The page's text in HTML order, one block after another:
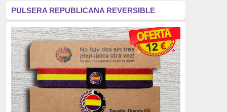
fascismo
(2677)
tardofranquismo
(2320)
Actualidad
(2319)
monarquía
(2253)
borbones
(2176)
PULSERA REPUBLICANA REVERSIBLE